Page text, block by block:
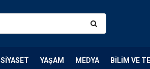
SIYASET YAŞAM MEDYA BILIM VE